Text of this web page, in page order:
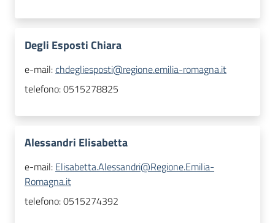
Degli Esposti Chiara
e-mail:chdegliesposti@regione.emilia-romagna.it
telefono:0515278825
Alessandri Elisabetta
e-mail: Elisabetta.Alessandri@Regione.Emilia-
Romagna.it
telefono:0515274392